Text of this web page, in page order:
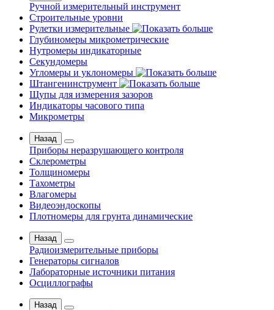
Ручной измерительный инструмент
Строительные уровни
Рулетки измерительные
Глубиномеры микрометрические
Нутромеры индикаторные
Секундомеры
Угломеры и уклономеры
Штангенинструмент
Щупы для измерения зазоров
Индикаторы часового типа
Микрометры
Назад
Приборы неразрушающего контроля
Склерометры
Толщиномеры
Тахометры
Влагомеры
Видеоэндоскопы
Плотномеры для грунта динамические
Назад
Радиоизмерительные приборы
Генераторы сигналов
Лабораторные источники питания
Осциллографы
Назад